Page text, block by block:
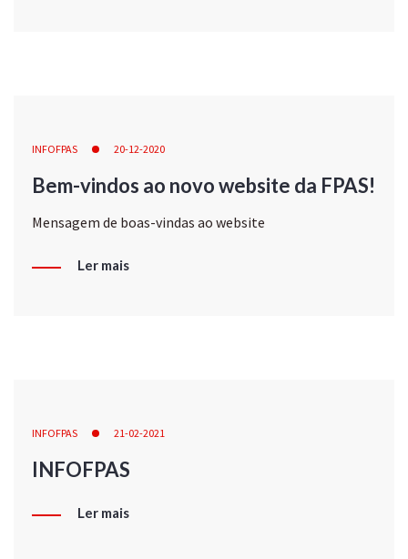
INFOFPAS 20-12-2020
Bem-vindos ao novo website da FPAS!
Mensagem de boas-vindas ao website
Ler mais
INFOFPAS 21-02-2021
INFOFPAS
Ler mais